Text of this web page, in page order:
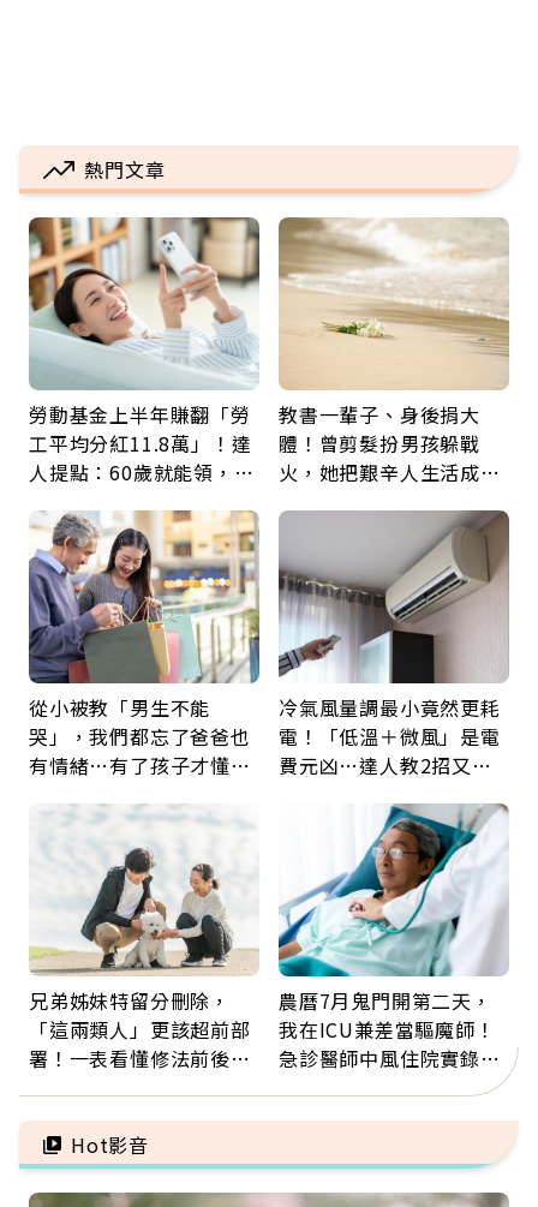
熱門文章
勞動基金上半年賺翻「勞
工平均分紅11.8萬」！達
人提點：60歲就能領，重
教書一輩子、身後捐大
體！曾剪髮扮男孩躲戰
火，她把艱辛人生活成風
從小被教「男生不能
哭」，我們都忘了爸爸也
有情緒…有了孩子才懂：
久違的關心
冷氣風量調最小竟然更耗
電！「低溫＋微風」是電
費元凶…達人教2招又涼
兄弟姊妹特留分刪除，
「這兩類人」更該超前部
署！一表看懂修法前後差
更多
農曆7月鬼門開第二天，
我在ICU兼差當驅魔師！
急診醫師中風住院實錄：
Hot影音